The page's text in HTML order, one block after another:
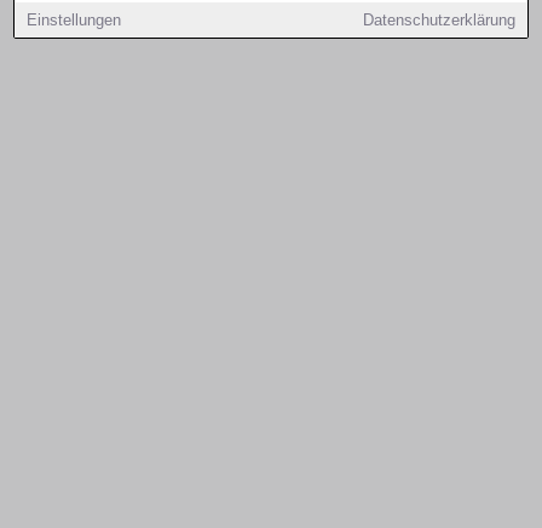
Einstellungen Datenschutzerklärung
Copyright © 2000 - 2026 | 1A Infosysteme GmbH | Content by: 1a-sites-autos